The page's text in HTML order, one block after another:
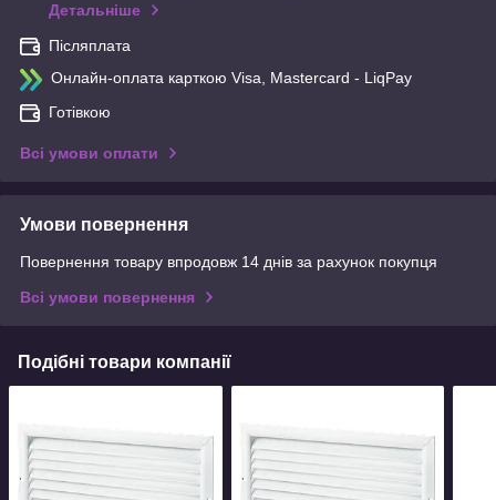
Детальніше
Післяплата
Онлайн-оплата карткою Visa, Mastercard - LiqPay
Готівкою
Всі умови оплати
Умови повернення
Повернення товару впродовж 14 днів за рахунок покупця
Всі умови повернення
Подібні товари компанії